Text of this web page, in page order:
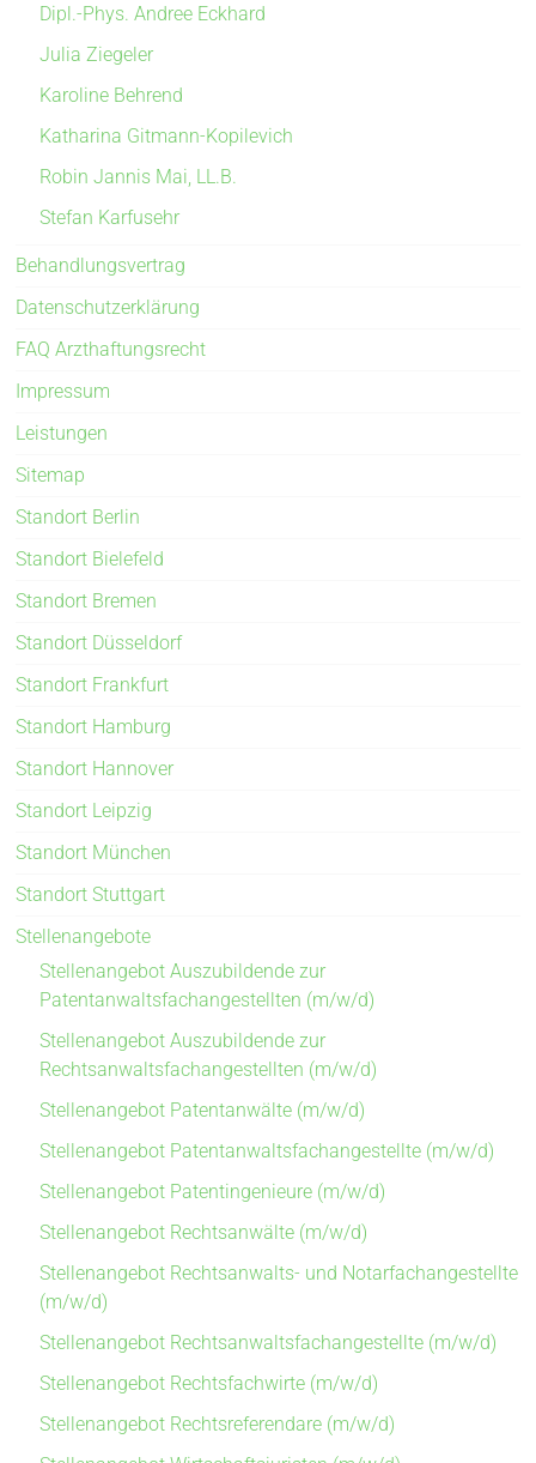
Dipl.-Phys. Andree Eckhard
Julia Ziegeler
Karoline Behrend
Katharina Gitmann-Kopilevich
Robin Jannis Mai, LL.B.
Stefan Karfusehr
Behandlungsvertrag
Datenschutzerklärung
FAQ Arzthaftungsrecht
Impressum
Leistungen
Sitemap
Standort Berlin
Standort Bielefeld
Standort Bremen
Standort Düsseldorf
Standort Frankfurt
Standort Hamburg
Standort Hannover
Standort Leipzig
Standort München
Standort Stuttgart
Stellenangebote
Stellenangebot Auszubildende zur
Patentanwaltsfachangestellten (m/w/d)
Stellenangebot Auszubildende zur
Rechtsanwaltsfachangestellten (m/w/d)
Stellenangebot Patentanwälte (m/w/d)
Stellenangebot Patentanwaltsfachangestellte (m/w/d)
Stellenangebot Patentingenieure (m/w/d)
Stellenangebot Rechtsanwälte (m/w/d)
Stellenangebot Rechtsanwalts- und Notarfachangestellte
(m/w/d)
Stellenangebot Rechtsanwaltsfachangestellte (m/w/d)
Stellenangebot Rechtsfachwirte (m/w/d)
Stellenangebot Rechtsreferendare (m/w/d)